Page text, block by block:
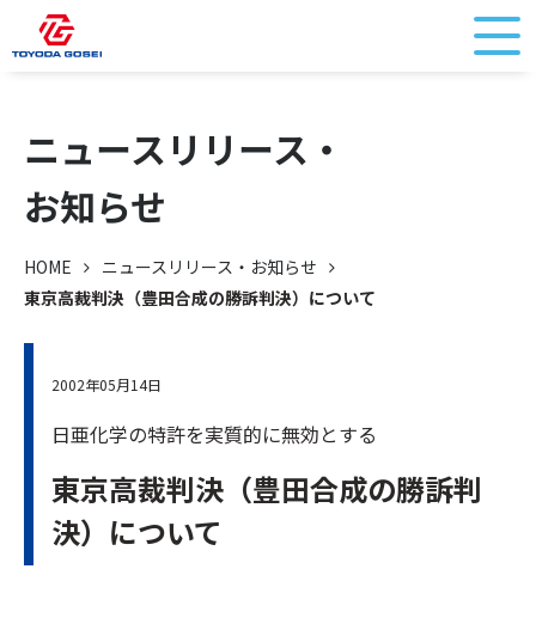
ニュースリリース・
お知らせ
HOME
ニュースリリース・お知らせ
東京高裁判決（豊田合成の勝訴判決）について
2002年05月14日
日亜化学の特許を実質的に無効とする
東京高裁判決（豊田合成の勝訴判
決）について